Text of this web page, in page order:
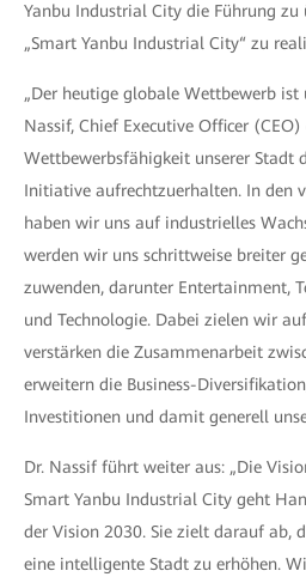
Yanbu Industrial City die Führung zu
„Smart Yanbu Industrial City“ zu
„Der heutige globale Wettbewerb ist
Nassif, Chief Executive Officer
Wettbewerbsfähigkeit unserer Stadt
Initiative aufrechtzuerhalten. In den
haben wir uns auf industrielles
werden wir uns schrittweise breiter
zuwenden, darunter Entertainment,
und Technologie. Dabei zielen wir
verstärken die Zusammenarbeit
erweitern die Business-
Investitionen und damit generell
Dr. Nassif führt weiter aus: „Die
Smart Yanbu Industrial City geht
der Vision 2030. Sie zielt darauf ab,
eine intelligente Stadt zu erhöhen.